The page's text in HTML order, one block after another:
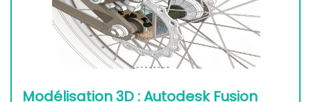
Modélisation 3D : Autodesk Fusion